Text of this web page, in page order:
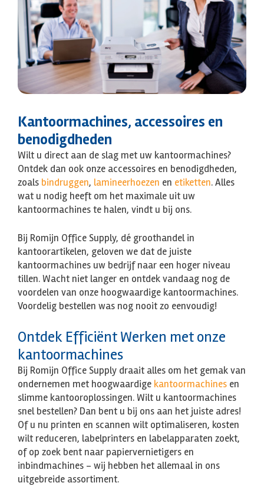
Kantoormachines, accessoires en
benodigdheden
Wilt u direct aan de slag met uw kantoormachines?
Ontdek dan ook onze accessoires en benodigdheden,
zoals bindruggen, lamineerhoezen en etiketten. Alles
wat u nodig heeft om het maximale uit uw
kantoormachines te halen, vindt u bij ons.
Bij Romijn Office Supply, dé groothandel in
kantoorartikelen, geloven we dat de juiste
kantoormachines uw bedrijf naar een hoger niveau
tillen. Wacht niet langer en ontdek vandaag nog de
voordelen van onze hoogwaardige kantoormachines.
Voordelig bestellen was nog nooit zo eenvoudig!
Ontdek Efficiënt Werken met onze
kantoormachines
Bij Romijn Office Supply draait alles om het gemak van
ondernemen met hoogwaardige kantoormachines en
slimme kantooroplossingen. Wilt u kantoormachines
snel bestellen? Dan bent u bij ons aan het juiste adres!
Of u nu printen en scannen wilt optimaliseren, kosten
wilt reduceren, labelprinters en labelapparaten zoekt,
of op zoek bent naar papiervernietigers en
inbindmachines – wij hebben het allemaal in ons
uitgebreide assortiment.